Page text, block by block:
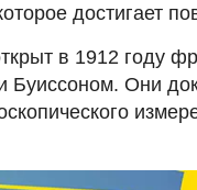
достигает
в 1912 году
Они